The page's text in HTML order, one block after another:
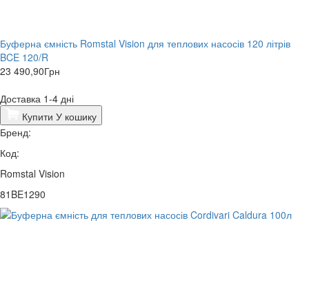
Буферна ємність Romstal Vision для теплових насосів 120 літрів
BCE 120/R
23 490,90Грн
Доставка 1-4 дні
Купити У кошику
Бренд:
Код:
Romstal Vision
81BE1290